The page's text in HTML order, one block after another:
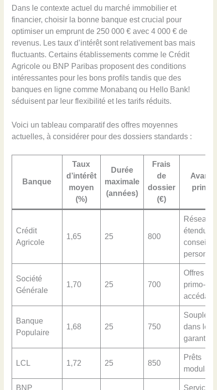
Dans le contexte actuel du marché immobilier et
financier, choisir la bonne banque est crucial pour
optimiser un emprunt de 250 000 € avec 4 000 € de
revenus. Les taux d’intérêt sont relativement bas mais
fluctuants. Certains établissements comme le Crédit
Agricole ou BNP Paribas proposent des conditions
intéressantes pour les bons profils tandis que des
banques en ligne comme Monabanq ou Hello Bank!
séduisent par leur flexibilité et les tarifs réduits.
Voici un tableau comparatif des offres moyennes
actuelles, à considérer pour des dossiers standards :
Banque
Taux
d’intérêt
moyen
(%)
Durée
maximale
(années)
Frais
de
dossier
(€)
Crédit
Agricole
1,65 25 800
Réseau
étendu,
conseils
Société
Générale
1,70 25 700
Offres
primo-
Banque
Populaire
1,68 25 750
dans les
garanties
LCL 1,72 25 850
Prêts
BNP Service